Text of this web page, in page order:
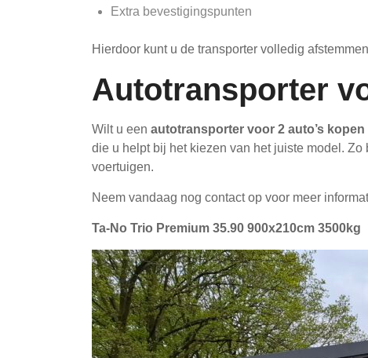
Extra bevestigingspunten
Hierdoor kunt u de transporter volledig
Autotransporter
Wilt u een autotransporter voor 2 auto’s kopen
die u helpt bij het kiezen van het juiste model.
voertuigen.
Neem vandaag nog contact op voor meer
Ta-No Trio Premium 35.90 900x210cm 3500kg